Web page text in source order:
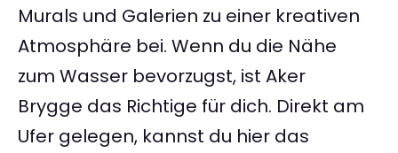
Murals und Galerien zu einer kreativen
Atmosphäre bei. Wenn du die Nähe
zum Wasser bevorzugst, ist Aker
Brygge das Richtige für dich. Direkt am
Ufer gelegen, kannst du hier das